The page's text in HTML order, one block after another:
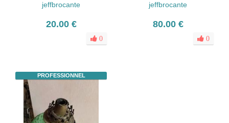
jeffbrocante
20.00 €
0
jeffbrocante
80.00 €
0
PROFESSIONNEL